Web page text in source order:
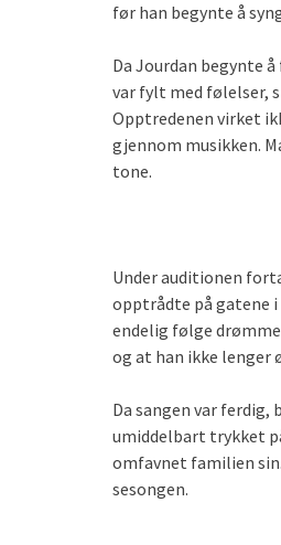
før han begynte å
Da Jourdan begynte
var fylt med følelser,
Opptredenen virket
gjennom musikken.
tone.
Under auditionen
opptrådte på gatene i
endelig følge
og at han ikke lenger
Da sangen var
umiddelbart trykket
omfavnet familien
sesongen.